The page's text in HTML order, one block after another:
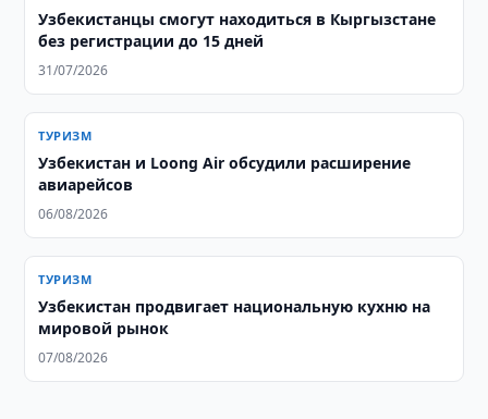
Узбекистанцы смогут находиться в Кыргызстане
без регистрации до 15 дней
31/07/2026
ТУРИЗМ
Узбекистан и Loong Air обсудили расширение
авиарейсов
06/08/2026
ТУРИЗМ
Узбекистан продвигает национальную кухню на
мировой рынок
07/08/2026